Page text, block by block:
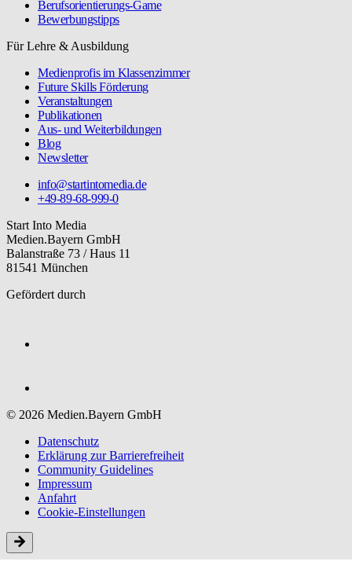
Berufsorientierungs-Game
Bewerbungstipps
Für Lehre & Ausbildung
Medienprofis im Klassenzimmer
Future Skills Förderung
Veranstaltungen
Publikationen
Aus- und Weiterbildungen
Blog
Newsletter
info@startintomedia.de
+49-89-68-999-0
Start Into Media
Medien.Bayern GmbH
Balanstraße 73 / Haus 11
81541 München
Gefördert durch
© 2026 Medien.Bayern GmbH
Datenschutz
Erklärung zur Barriere­freiheit
Community Guidelines
Impressum
Anfahrt
Cookie-Einstellungen